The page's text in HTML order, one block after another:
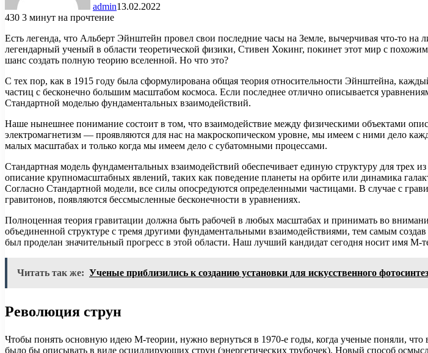
admin13.02.2022
430 3 минут на прочтение
Есть легенда, что Альберт Эйнштейн провел свои последние часы на Земле, вычерчивая что-то
легендарный ученый в области теоретической физики, Стивен Хокинг, покинет этот мир с
шанс создать полную теорию вселенной. Но что это?
С тех пор, как в 1915 году была сформулирована общая теория относительности Эйнштейна,
частиц с бесконечно большим масштабом космоса. Если последнее отлично описывается
Стандартной моделью фундаментальных взаимодействий.
Наше нынешнее понимание состоит в том, что взаимодействие между физическими объектами
электромагнетизм — проявляются для нас на макроскопическом уровне, мы имеем с ними дело
малых масштабах и только когда мы имеем дело с субатомными процессами.
Стандартная модель фундаментальных взаимодействий обеспечивает единую структуру для трех
описание крупномасштабных явлений, таких как поведение планеты на орбите или динамика
Согласно Стандартной модели, все силы опосредуются определенными частицами. В случае с
гравитонов, появляются бессмысленные бесконечности в уравнениях.
Полноценная теория гравитации должна быть рабочей в любых масштабах и принимать во
объединенной структуре с тремя другими фундаментальными взаимодействиями, тем самым
был проделан значительный прогресс в этой области. Наш лучший кандидат сегодня носит имя M-
Читать так же: Ученые приблизились к созданию установки для искусственного
Революция струн
Чтобы понять основную идею М-теории, нужно вернуться в 1970-е годы, когда ученые поняли,
было бы описывать в виде осциллирующих струн (энергетических трубочек). Новый способ